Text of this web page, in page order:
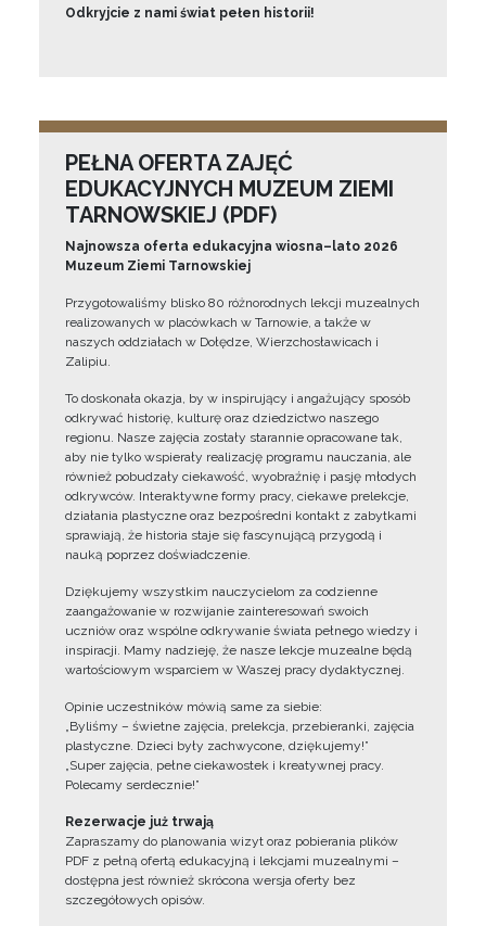
Odkryjcie z nami świat pełen historii!
PEŁNA OFERTA ZAJĘĆ
EDUKACYJNYCH MUZEUM ZIEMI
TARNOWSKIEJ (PDF)
Najnowsza oferta edukacyjna wiosna–lato 2026
Muzeum Ziemi Tarnowskiej
Przygotowaliśmy blisko 80 różnorodnych lekcji muzealnych
realizowanych w placówkach w Tarnowie, a także w
naszych oddziałach w Dołędze, Wierzchosławicach i
Zalipiu.
To doskonała okazja, by w inspirujący i angażujący sposób
odkrywać historię, kulturę oraz dziedzictwo naszego
regionu. Nasze zajęcia zostały starannie opracowane tak,
aby nie tylko wspierały realizację programu nauczania, ale
również pobudzały ciekawość, wyobraźnię i pasję młodych
odkrywców. Interaktywne formy pracy, ciekawe prelekcje,
działania plastyczne oraz bezpośredni kontakt z zabytkami
sprawiają, że historia staje się fascynującą przygodą i
nauką poprzez doświadczenie.
Dziękujemy wszystkim nauczycielom za codzienne
zaangażowanie w rozwijanie zainteresowań swoich
uczniów oraz wspólne odkrywanie świata pełnego wiedzy i
inspiracji. Mamy nadzieję, że nasze lekcje muzealne będą
wartościowym wsparciem w Waszej pracy dydaktycznej.
Opinie uczestników mówią same za siebie:
„Byliśmy – świetne zajęcia, prelekcja, przebieranki, zajęcia
plastyczne. Dzieci były zachwycone, dziękujemy!”
„Super zajęcia, pełne ciekawostek i kreatywnej pracy.
Polecamy serdecznie!”
Rezerwacje już trwają
Zapraszamy do planowania wizyt oraz pobierania plików
PDF z pełną ofertą edukacyjną i lekcjami muzealnymi –
dostępna jest również skrócona wersja oferty bez
szczegółowych opisów.